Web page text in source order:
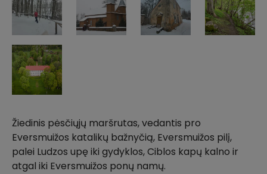
Žiedinis pėsčiųjų maršrutas, vedantis pro
Eversmuižos katalikų bažnyčią, Eversmuižos pilį,
palei Ludzos upę iki gydyklos, Ciblos kapų kalno ir
atgal iki Eversmuižos ponų namų.